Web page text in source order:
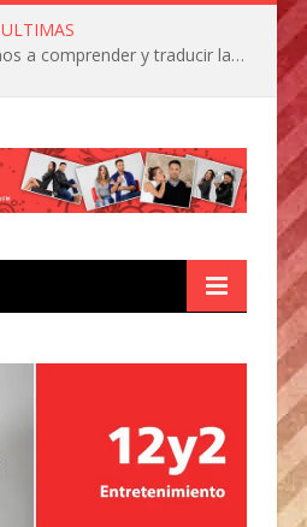
ULTIMAS
La IA está acercándonos a comprender y traducir las vocalizaciones y comportamientos de nuestras mascotas